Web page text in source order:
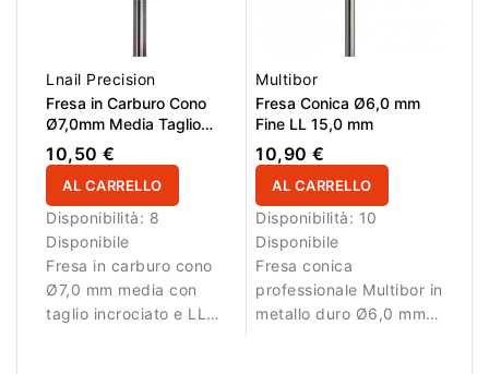
Lnail Precision
Fresa in Carburo Cono
Ø7,0mm Media Taglio
Incrociato LL 15,0mm L/R
10,50 €
AL CARRELLO
Disponibilità: 8
Disponibile
Fresa in carburo cono
Ø7,0 mm media con
taglio incrociato e LL
Multibor
Fresa Conica Ø6,0 mm
Fine LL 15,0 mm
10,90 €
AL CARRELLO
Disponibilità: 10
Disponibile
Fresa conica
professionale Multibor in
metallo duro Ø6,0 mm